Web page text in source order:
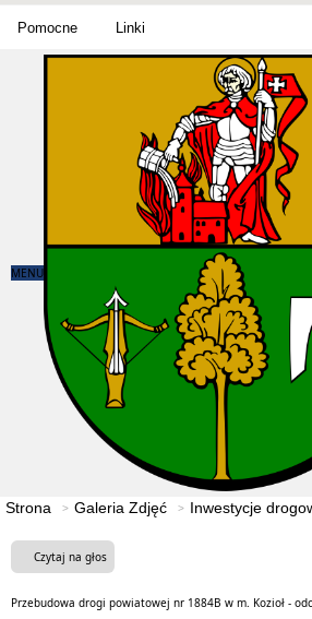
Pomocne Linki
MENU
Strona Galeria Zdjęć Inwestycje
Czytaj na głos
Przebudowa drogi powiatowej nr 1884B w m. Kozioł -